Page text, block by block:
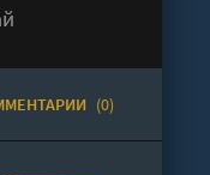
(0)